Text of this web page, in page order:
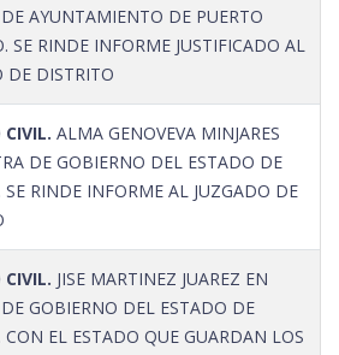
AYUNTAMIENTO DE PUERTO
SE RINDE INFORME JUSTIFICADO AL
DE DISTRITO
CIVIL. ALMA GENOVEVA MINJARES
DE GOBIERNO DEL ESTADO DE
SE RINDE INFORME AL JUZGADO DE
CIVIL. JISE MARTINEZ JUAREZ EN
GOBIERNO DEL ESTADO DE
CON EL ESTADO QUE GUARDAN LOS